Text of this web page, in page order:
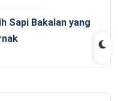
Sapi Bakalan yang